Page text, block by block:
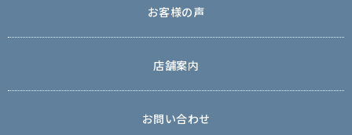
お客様の声
店舗案内
お問い合わせ